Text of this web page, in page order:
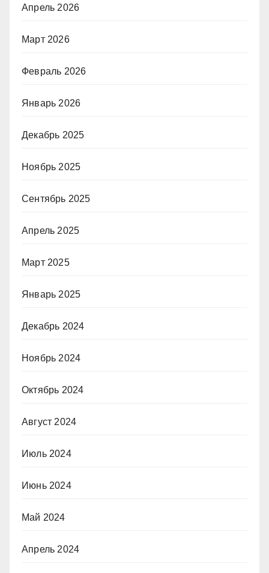
Апрель 2026
Март 2026
Февраль 2026
Январь 2026
Декабрь 2025
Ноябрь 2025
Сентябрь 2025
Апрель 2025
Март 2025
Январь 2025
Декабрь 2024
Ноябрь 2024
Октябрь 2024
Август 2024
Июль 2024
Июнь 2024
Май 2024
Апрель 2024